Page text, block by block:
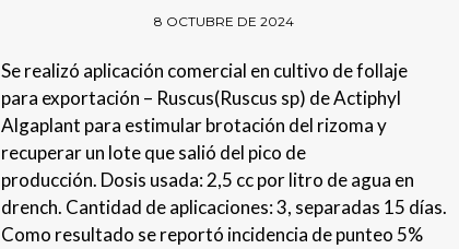
8 OCTUBRE DE 2024
Se realizó aplicación comercial en cultivo de follaje
para exportación – Ruscus(Ruscus sp) de Actiphyl
Algaplant para estimular brotación del rizoma y
recuperar un lote que salió del pico de
producción. Dosis usada: 2,5 cc por litro de agua en
drench. Cantidad de aplicaciones: 3, separadas 15 días.
Como resultado se reportó incidencia de punteo 5%